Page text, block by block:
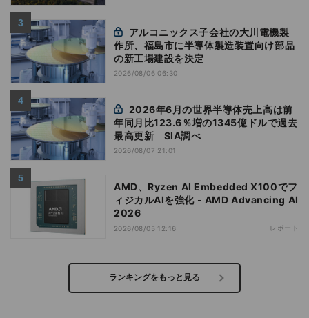
作所、福島市に半導体製造装置向け部品
の新工場建設を決定
2026/08/06 06:30
年同月比123.6％増の1345億ドルで過去
最高更新 SIA調べ
2026/08/07 21:01
AMD、Ryzen AI Embedded X100でフ
ィジカルAIを強化 - AMD Advancing AI
2026
2026/08/05 12:16 レポート
ランキングをもっと見る